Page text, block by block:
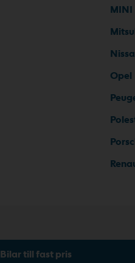
MINI
Opel
Bilar till fast pris